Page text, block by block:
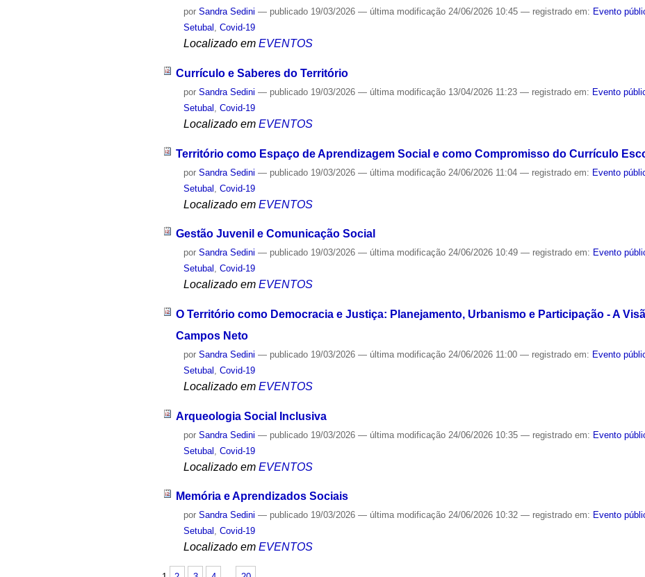
porSandra Sedini — publicado 19/03/2026— última modificação 24/06/2026 10:45— registrado em: Evento
Setubal ,Covid-19
Localizado em EVENTOS
Currículo e Saberes do Território
porSandra Sedini — publicado 19/03/2026— última modificação 13/04/2026 11:23— registrado em: Evento
Setubal
,Covid-19
Localizado em EVENTOS
Território como Espaço de Aprendizagem Social e como Compromisso do Currículo
porSandra Sedini — publicado 19/03/2026— última modificação 24/06/2026 11:04— registrado em: Evento
Setubal ,Covid-19
Localizado em EVENTOS
Gestão Juvenil e Comunicação Social
porSandra Sedini — publicado 19/03/2026— última modificação 24/06/2026 10:49— registrado em: Evento
Setubal ,Covid-19
Localizado em EVENTOS
O Território como Democracia e Justiça: Planejamento, Urbanismo e Participação - A
Campos Neto
porSandra Sedini — publicado 19/03/2026— última modificação 24/06/2026 11:00— registrado em: Evento
Setubal
,Covid-19
Localizado em EVENTOS
Arqueologia Social Inclusiva
porSandra Sedini — publicado 19/03/2026— última modificação 24/06/2026 10:35— registrado em: Evento
Setubal ,Covid-19
Localizado em EVENTOS
Memória e Aprendizados Sociais
porSandra Sedini — publicado 19/03/2026— última modificação 24/06/2026 10:32— registrado em: Evento
Setubal ,Covid-19
Localizado em EVENTOS